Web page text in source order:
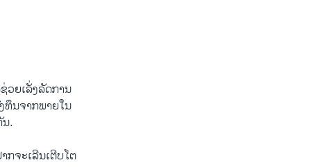
ວຍເລັ່ງລັດ​ການ​
ທຶນ​ຈາກ​ພາຍ​ໃນ
.
ກຈະ​ເລີນ​ເຕີບ​ໂຕ​